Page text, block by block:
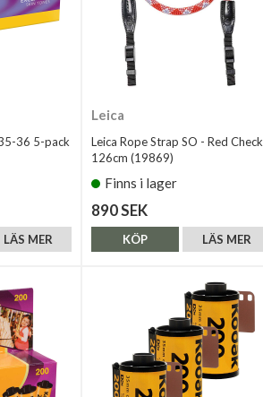
36 5-pack
LÄS MER
Leica
Leica Rope Strap SO - Red Check
126cm (19869)
Finns i lager
890 SEK
LÄS MER
KÖP